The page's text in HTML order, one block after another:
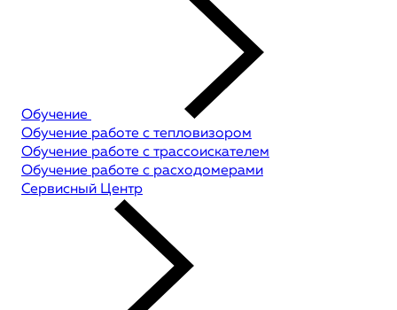
Обучение
Обучение работе с тепловизором
Обучение работе с трассоискателем
Обучение работе с расходомерами
Сервисный Центр